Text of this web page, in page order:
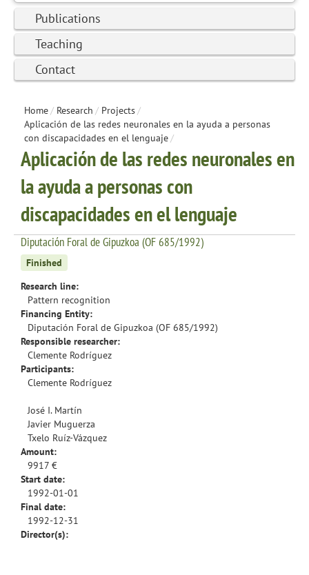
Publications
Teaching
Contact
Home/ Research / Projects/
Aplicación de las redes neuronales en la ayuda a personas
con discapacidades en el lenguaje/
Aplicación de las redes neuronales en
la ayuda a personas con
discapacidades en el lenguaje
Diputación Foral de Gipuzkoa (OF 685/1992)
Finished
Research line:
Pattern recognition
Financing Entity:
Diputación Foral de Gipuzkoa (OF 685/1992)
Responsible researcher:
Clemente Rodríguez
Participants:
Clemente Rodríguez
José I. Martín
Javier Muguerza
Txelo Ruíz-Vázquez
Amount:
9917 €
Start date:
1992-01-01
Final date:
1992-12-31
Director(s):